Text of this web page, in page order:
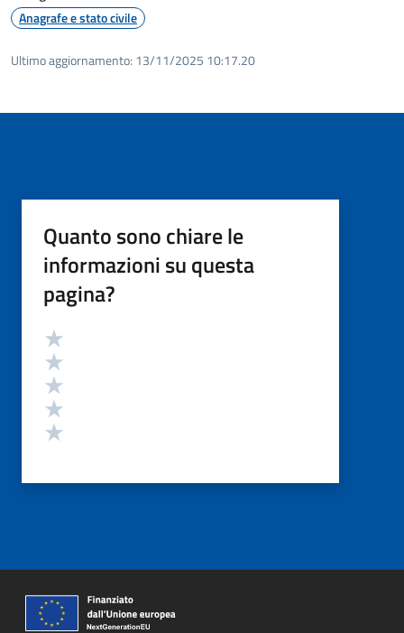
Anagrafe e stato civile
Ultimo aggiornamento: 13/11/2025 10:17.20
Quanto sono chiare le
informazioni su questa
pagina?
Valutazione